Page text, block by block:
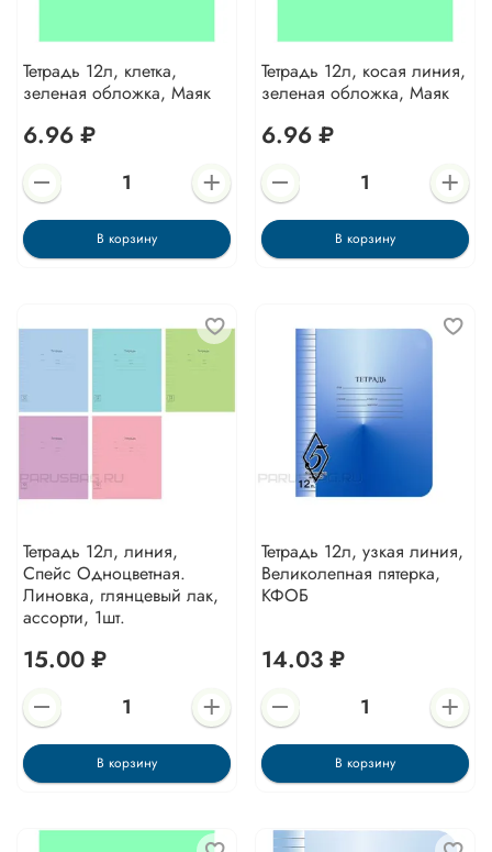
Тетрадь 12л, клетка,
зеленая обложка, Маяк
6.96 ₽
В корзину
Тетрадь 12л, косая линия,
зеленая обложка, Маяк
6.96 ₽
В корзину
Тетрадь 12л, линия,
Спейс Одноцветная.
Линовка, глянцевый лак,
ассорти, 1шт.
15.00 ₽
В корзину
Тетрадь 12л, узкая линия,
Великолепная пятерка,
КФОБ
14.03 ₽
В корзину